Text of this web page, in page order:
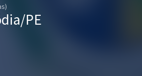
PE